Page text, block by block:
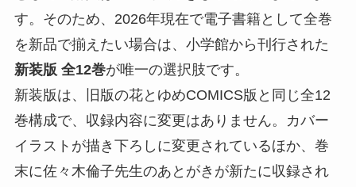
す。そのため、2026年現在で電子書籍として全巻
を新品で揃えたい場合は、小学館から刊行された
新装版 全12巻が唯一の選択肢です。
新装版は、旧版の花とゆめCOMICS版と同じ全12
巻構成で、収録内容に変更はありません。カバー
イラストが描き下ろしに変更されているほか、巻
末に佐々木倫子先生のあとがきが新たに収録され